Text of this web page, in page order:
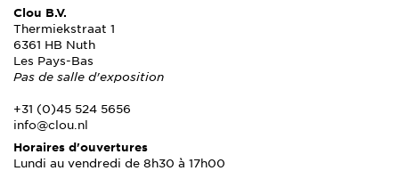
Clou B.V.
Thermiekstraat 1
6361 HB Nuth
Les Pays-Bas
Pas de salle d'exposition
+31 (0)45 524 5656
info@clou.nl
Horaires d'ouvertures
Lundi au vendredi de 8h30 à 17h00